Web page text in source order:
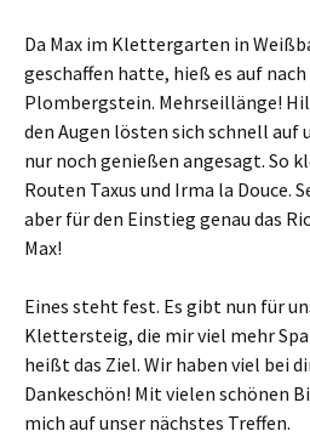
Da Max im Klettergarten in
geschaffen hatte, hieß es auf
Plombergstein. Mehrseillänge!
den Augen lösten sich schnell auf
nur noch genießen angesagt. So
Routen Taxus und Irma la Douce.
aber für den Einstieg genau das
Max!
Eines steht fest. Es gibt nun für
Klettersteig, die mir viel mehr
heißt das Ziel. Wir haben viel bei
Dankeschön! Mit vielen schönen
mich auf unser nächstes Treffen.